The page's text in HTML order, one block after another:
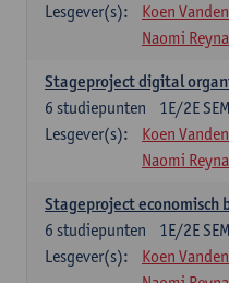
Lesgever(s):
Koen
Naomi
Stageproject digital
1E/2E SEM
6 studiepunten
Lesgever(s):
Koen
Naomi
Stageproject economisch
1E/2E SEM
6 studiepunten
Lesgever(s):
Koen